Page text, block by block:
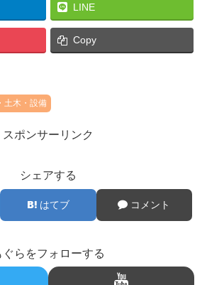
LINE
Copy
土木・設備
スポンサーリンク
シェアする
はてブ コメント
ぐらをフォローする